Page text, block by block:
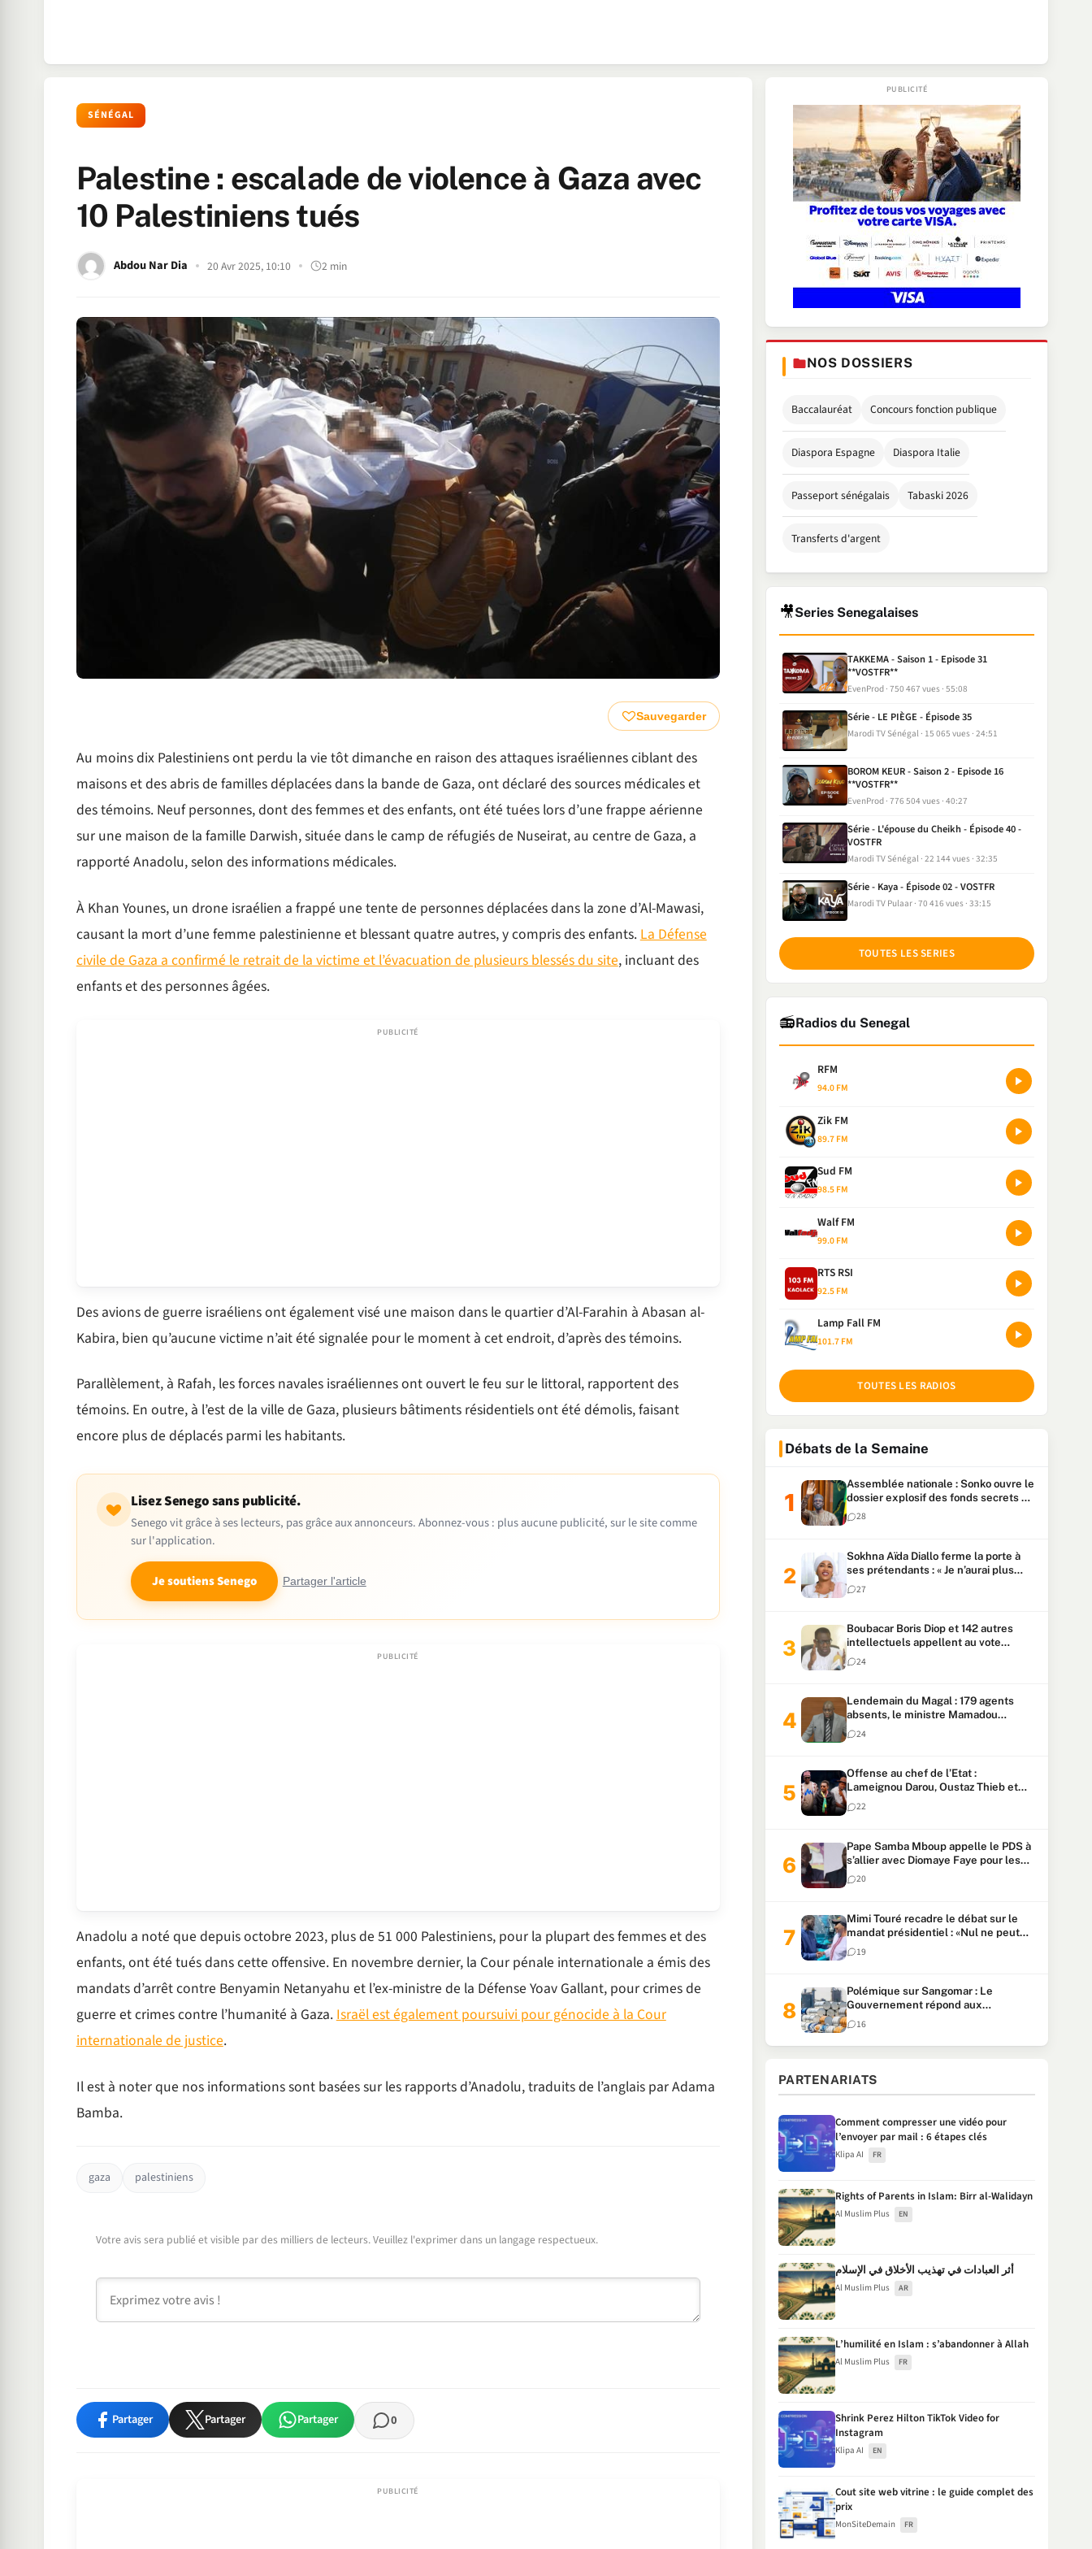
SÉNÉGAL
Palestine : escalade de violence à Gaza avec
10 Palestiniens tués
Abdou Nar Dia 20 Avr 2025, 10:10 2 min
Sauvegarder
Au moins dix Palestiniens ont perdu la vie tôt dimanche en raison des attaques israéliennes ciblant des
maisons et des abris de familles déplacées dans la bande de Gaza, ont déclaré des sources médicales et
des témoins. Neuf personnes, dont des femmes et des enfants, ont été tuées lors d’une frappe aérienne
sur une maison de la famille Darwish, située dans le camp de réfugiés de Nuseirat, au centre de Gaza, a
rapporté Anadolu, selon des informations médicales.
À Khan Younes, un drone israélien a frappé une tente de personnes déplacées dans la zone d’Al-Mawasi,
causant la mort d’une femme palestinienne et blessant quatre autres, y compris des enfants. La Défense
civile de Gaza a confirmé le retrait de la victime et l’évacuation de plusieurs blessés du site, incluant des
enfants et des personnes âgées.
Des avions de guerre israéliens ont également visé une maison dans le quartier d’Al-Farahin à Abasan al-
Kabira, bien qu’aucune victime n’ait été signalée pour le moment à cet endroit, d’après des témoins.
Parallèlement, à Rafah, les forces navales israéliennes ont ouvert le feu sur le littoral, rapportent des
témoins. En outre, à l’est de la ville de Gaza, plusieurs bâtiments résidentiels ont été démolis, faisant
encore plus de déplacés parmi les habitants.
Lisez Senego sans publicité.
Senego vit grâce à ses lecteurs, pas grâce aux annonceurs. Abonnez-vous : plus aucune publicité, sur le site comme
sur l'application.
Je soutiens Senego Partager l'article
Anadolu a noté que depuis octobre 2023, plus de 51 000 Palestiniens, pour la plupart des femmes et des
enfants, ont été tués dans cette offensive. En novembre dernier, la Cour pénale internationale a émis des
mandats d’arrêt contre Benyamin Netanyahu et l’ex-ministre de la Défense Yoav Gallant, pour crimes de
guerre et crimes contre l’humanité à Gaza.Israël est également poursuivi pour génocide à la Cour
internationale de justice.
Il est à noter que nos informations sont basées sur les rapports d’Anadolu, traduits de l’anglais par Adama
Bamba.
gaza palestiniens
Votre avis sera publié et visible par des milliers de lecteurs. Veuillez l'exprimer dans un langage respectueux.
Partager Partager Partager 0
NOS DOSSIERS
Baccalauréat Concours fonction publique
Diaspora Espagne Diaspora Italie
Passeport sénégalais Tabaski 2026
Transferts d'argent
🎥Series Senegalaises
TAKKEMA - Saison 1 - Episode 31
**VOSTFR**
EvenProd 750 467 vues 55:08
Série - LE PIÈGE - Épisode 35
Marodi TV Sénégal 15 065 vues 24:51
BOROM KEUR - Saison 2 - Episode 16
**VOSTFR**
EvenProd 776 504 vues 40:27
Série - L'épouse du Cheikh - Épisode 40 -
VOSTFR
Marodi TV Sénégal 22 144 vues 32:35
Série - Kaya - Épisode 02 - VOSTFR
Marodi TV Pulaar 70 416 vues 33:15
TOUTES LES SERIES
📻Radios du Senegal
RFM
94.0 FM
Zik FM
89.7 FM
Sud FM
98.5 FM
Walf FM
99.0 FM
RTS RSI
92.5 FM
Lamp Fall FM
101.7 FM
TOUTES LES RADIOS
Débats de la Semaine
Assemblée nationale : Sonko ouvre le
dossier explosif des fonds secrets et
du patrimoine présidentiel
28
Sokhna Aïda Diallo ferme la porte à
ses prétendants : « Je n’aurai plus
jamais un autre mari »
27
Boubacar Boris Diop et 142 autres
intellectuels appellent au vote
urgent de la révision
constitutionnelle
24
Lendemain du Magal : 179 agents
absents, le ministre Mamadou
Lamine Dianté exige des explications
24
Offense au chef de l’Etat :
Lameignou Darou, Oustaz Thieb et
Ndiaye Touba lourdement
condamnés
22
Pape Samba Mboup appelle le PDS à
s’allier avec Diomaye Faye pour les
locales et tacle Sonko
20
Mimi Touré recadre le débat sur le
mandat présidentiel : «Nul ne peut
faire plus de deux mandats
consécutifs de 5 ans»
19
Polémique sur Sangomar : Le
Gouvernement répond aux
accusations et clarifie le partage des
milliards
16
PARTENARIATS
Comment compresser une vidéo pour
l’envoyer par mail : 6 étapes clés
Klipa AI FR
Rights of Parents in Islam: Birr al-Walidayn
Al Muslim Plus EN
أثر العبادات في تهذيب الأخلاق في الإسلام
Al Muslim Plus AR
L’humilité en Islam : s’abandonner à Allah
Al Muslim Plus FR
Shrink Perez Hilton TikTok Video for
Instagram
Klipa AI EN
Cout site web vitrine : le guide complet des
prix
MonSiteDemain FR